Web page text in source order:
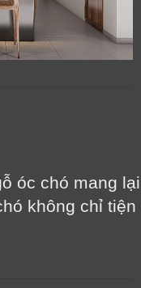
óc chó mang
không chỉ